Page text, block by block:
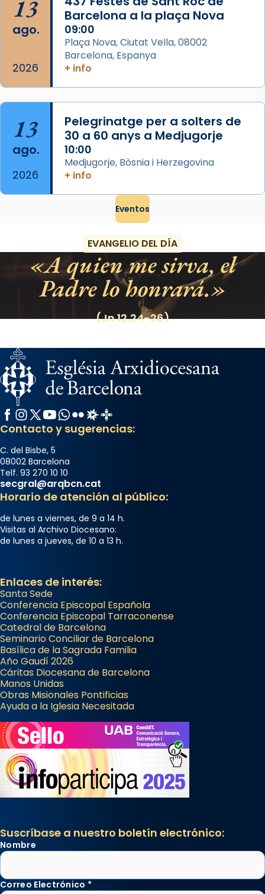
View on Facebook · Share
13
ago.
2026
Barcelona a la plaça Nova
09:00
Plaça Nova, Ciutat Vella, 08002
Barcelona, Espanya
+ info
13
ago.
2026
Pelegrinatge per a solters de
30 a 60 anys a Medjugorje
10:00
Medjugorje, Bòsnia i Herzegovina
+ info
Eventos
EVANGELIO DEL DÍA
A quien me sirva, el
Padre lo honrará.
(Jn 12,24-26)
Facebook
Instagram
X / Twitter
YouTube
WhatsApp
FlickrRadio Estel
Catalunya Cristiana
Contacto y sugerencias:
C. del Bisbe, 5
08002 Barcelona
Telf. 93 270 10 10
secgral@arqbcn.cat
Horario de atención al público:
de lunes a viernes, de 9 a 14 h.
Visitas al Archivo Diocesano:
de lunes a jueves, de 10 a 13 h.
Enlaces de interés:
Santa Sede
Conferencia Episcopal Española
Conferencia Episcopal Tarraconense
Catedral de Barcelona
Seminario Conciliar de Barcelona
Basílica de la Sagrada Familia
Año Gaudí 2026
Cáritas Diocesana de Barcelona
Manos Unidas
Obras Misionales Pontificias
Ayuda a la Iglesia Necesitada
Suscríbase a nuestro boletín electrónico:
Nombre
Correo Electrónico *